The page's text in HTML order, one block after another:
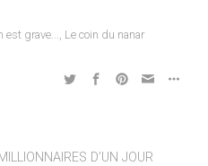
est grave..., Le coin du nanar
D’UN JOUR